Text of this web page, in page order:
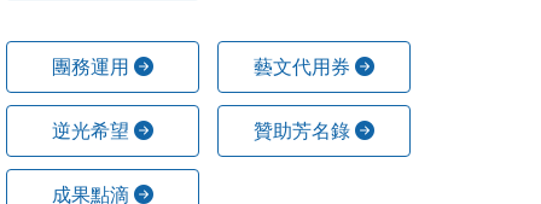
團務運用 藝文代用券
逆光希望 贊助芳名錄
成果點滴